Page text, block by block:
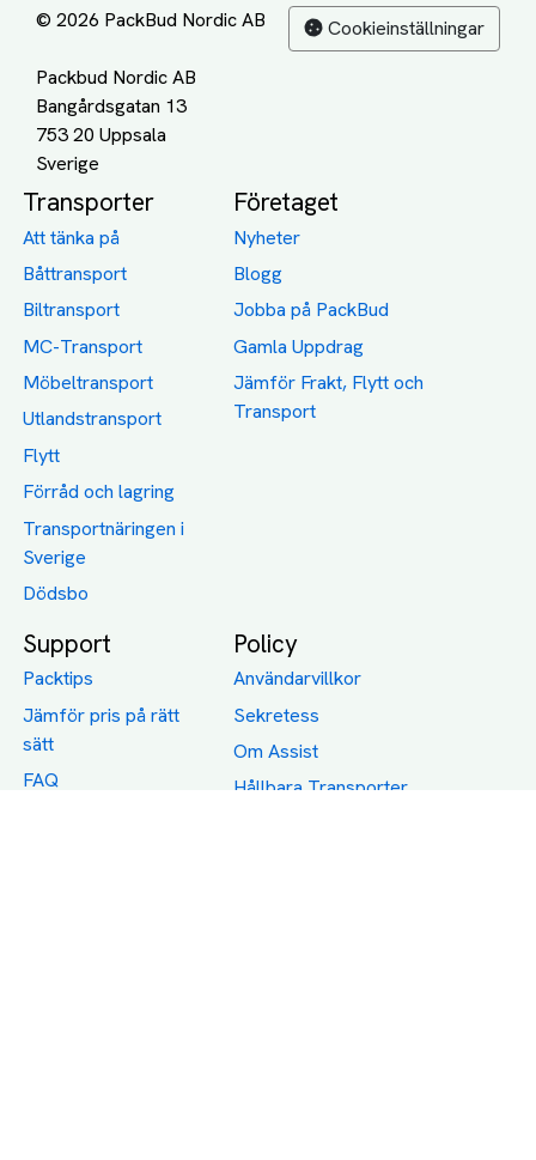
© 2026 PackBud Nordic AB
Packbud Nordic AB
Bangårdsgatan 13
753 20 Uppsala
Cookieinställningar
Transporter
Att tänka på
Båttransport
Biltransport
MC-Transport
Möbeltransport
Utlandstransport
Flytt
Förråd och lagring
Transportnäringen i
Sverige
Dödsbo
Företaget
Nyheter
Blogg
Jobba på PackBud
Gamla Uppdrag
Jämför Frakt, Flytt och
Transport
Support
Packtips
Jämför pris på rätt
sätt
FAQ
Policy
Användarvillkor
Sekretess
Om Assist
Hållbara Transporter